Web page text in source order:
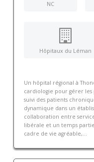
NC
Hôpitaux du Léman
Un hôpital régional à
cardiologie pour gérer les
suivi des patients
dynamique dans un
collaboration entre
libérale et un temps
cadre de vie agréable,...